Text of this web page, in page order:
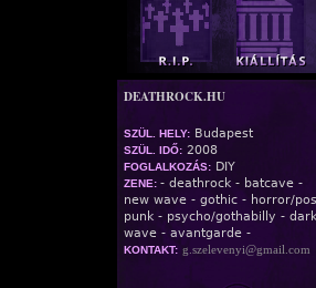
DEATHROCK.HU
SZÜL. HELY: Budapest
SZÜL. IDŐ: 2008
FOGLALKOZÁS: DIY
ZENE: - deathrock - batcave -
new wave - gothic - horror/
punk - psycho/gothabilly -
wave - avantgarde -
KONTAKT: g.szelevenyi@gmail.com